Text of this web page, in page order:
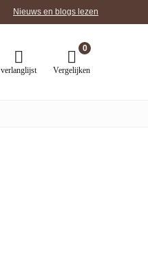
Nieuws en blogs lezen
verlanglijst
0
Vergelijken